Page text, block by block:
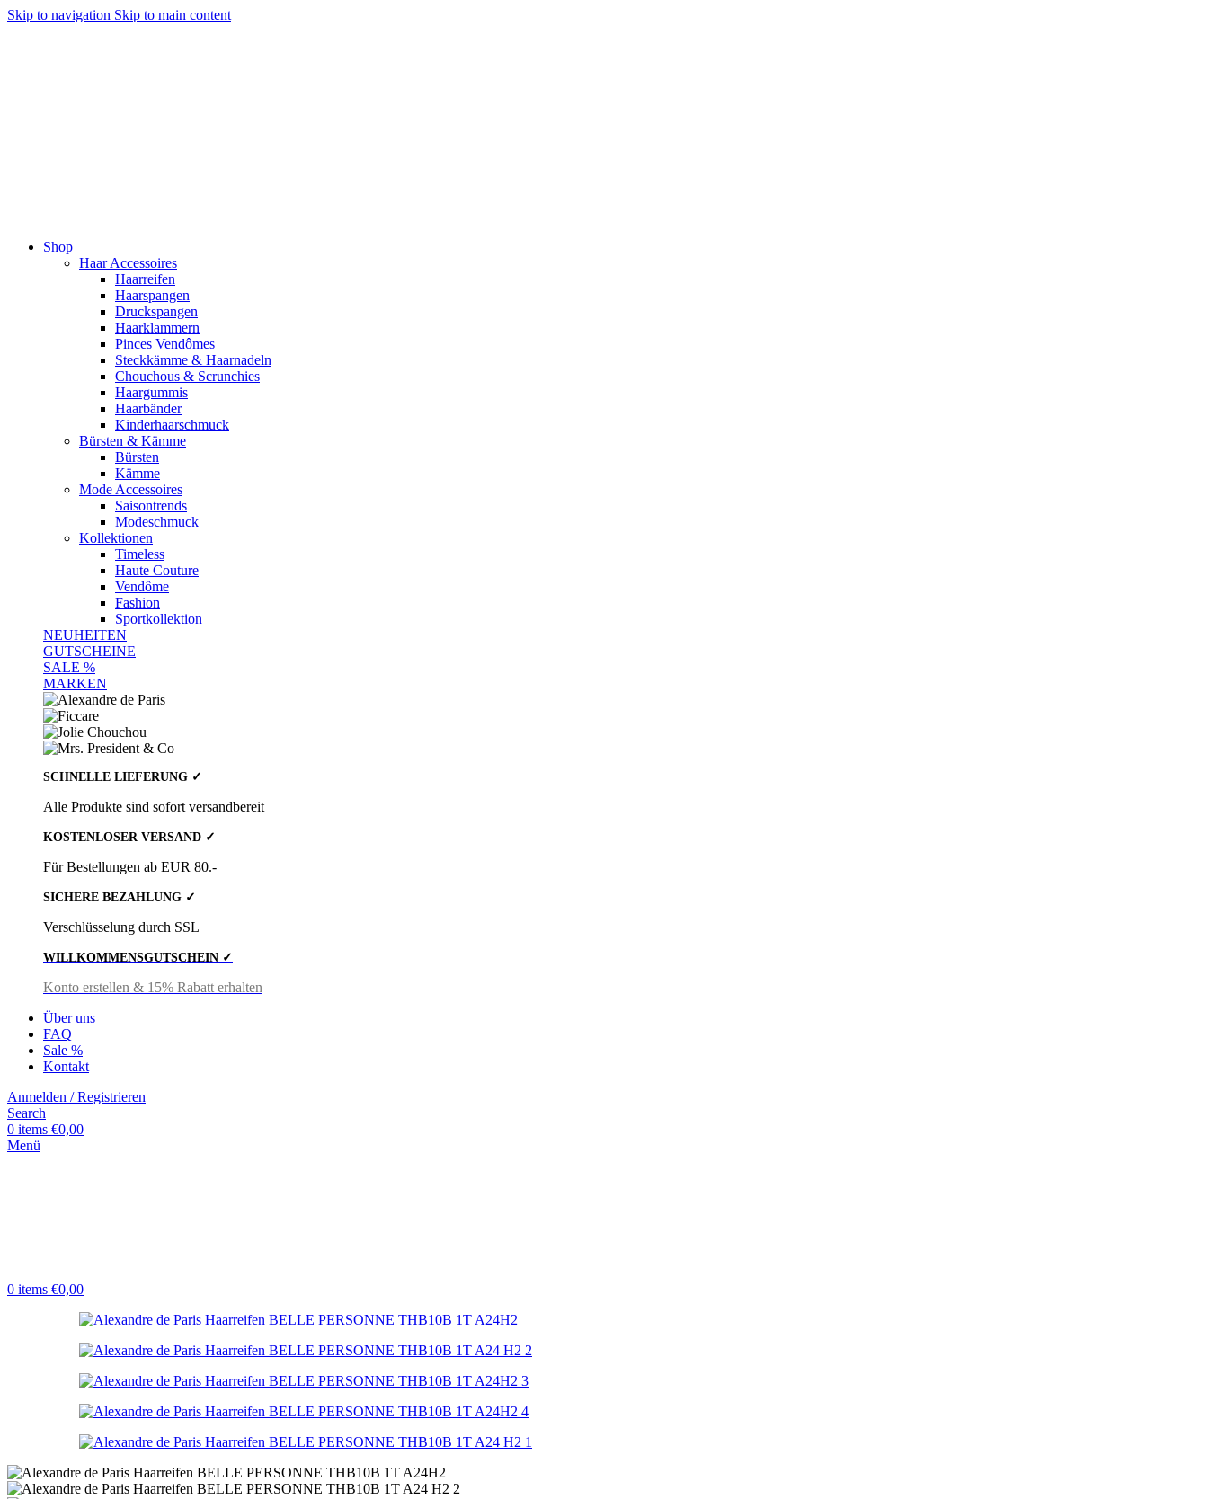
Skip to navigation Skip to main content
Shop
Haar Accessoires
Haarreifen
Haarspangen
Druckspangen
Haarklammern
Pinces Vendômes
Steckkämme & Haarnadeln
Chouchous & Scrunchies
Haargummis
Haarbänder
Kinderhaarschmuck
Bürsten & Kämme
Bürsten
Kämme
Mode Accessoires
Saisontrends
Modeschmuck
Kollektionen
Timeless
Haute Couture
Vendôme
Fashion
Sportkollektion
NEUHEITEN
GUTSCHEINE
SALE %
MARKEN
SCHNELLE LIEFERUNG ✓
Alle Produkte sind sofort versandbereit
KOSTENLOSER VERSAND ✓
Für Bestellungen ab EUR 80.-
SICHERE BEZAHLUNG ✓
Verschlüsselung durch SSL
WILLKOMMENSGUTSCHEIN ✓
Konto erstellen & 15% Rabatt erhalten
Über uns
FAQ
Sale %
Kontakt
Anmelden / Registrieren
Search
0 items €0,00
Menü
0 items €0,00